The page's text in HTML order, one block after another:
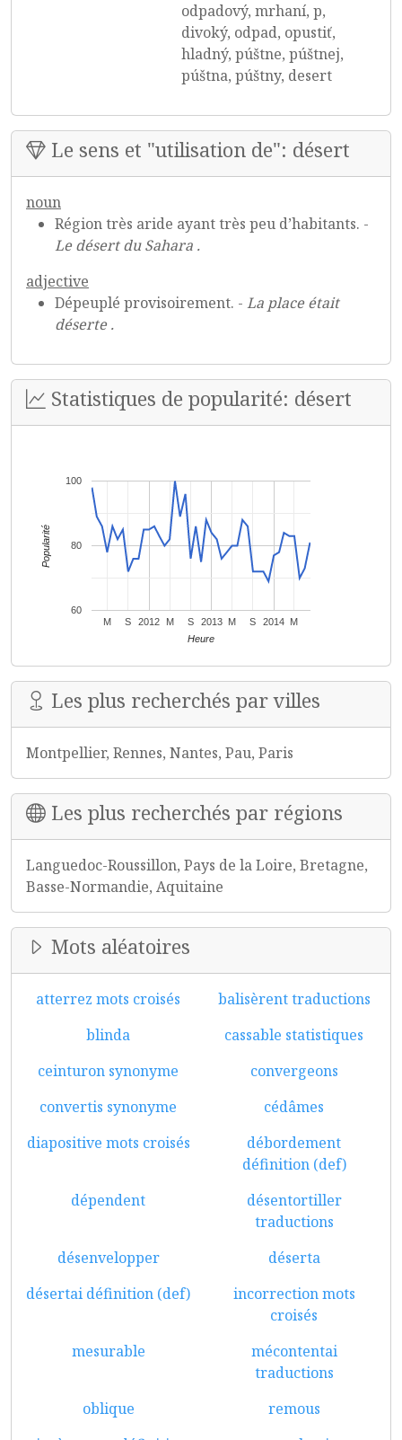
odpadový, mrhaní, p,
divoký, odpad, opustiť,
hladný, púštne, púštnej,
púštna, púštny, desert
Le sens et "utilisation de": désert
noun
Région très aride ayant très peu d’habitants. -
Le désert du Sahara .
adjective
Dépeuplé provisoirement. - La place était
déserte .
Statistiques de popularité: désert
2012 2013 2014
M S M S M S M
60
80
100
Heure
Popularité
Les plus recherchés par villes
Montpellier, Rennes, Nantes, Pau, Paris
Les plus recherchés par régions
Languedoc-Roussillon, Pays de la Loire, Bretagne,
Basse-Normandie, Aquitaine
Mots aléatoires
atterrez mots croisés
balisèrent traductions
blinda
cassable statistiques
ceinturon synonyme
convergeons
convertis synonyme
cédâmes
diapositive mots croisés
débordement
définition (def)
dépendent
désentortiller
traductions
désenvelopper
déserta
désertai définition (def)
incorrection mots
croisés
mesurable
mécontentai
traductions
oblique
remous